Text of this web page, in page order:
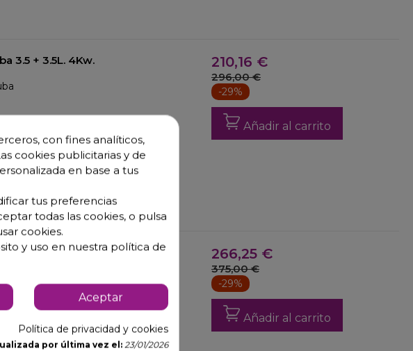
Freidora electrica doble cuba 3.5 + 3.5L. 4Kw.
).
210,16 €
296,00 €
-29%
Añadir al carrito
6+6L. 6 Kw.
mm.
266,25 €
375,00 €
-29%
Añadir al carrito
con fines analíticos,
cookies publicitarias y de
en base a tus
tus preferencias
todas las cookies, o pulsa
cookies.
y uso en nuestra política de
Aceptar
Política de privacidad y cookies
por última vez el:23/01/2026